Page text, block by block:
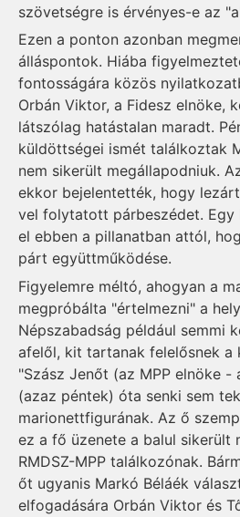
szövetségre is érvényes-e az
Ezen a ponton azonban
álláspontok. Hiába
fontosságára közös
Orbán Viktor, a Fidesz elnöke,
látszólag hatástalan maradt.
küldöttségei ismét találkoztak
nem sikerült megállapodniuk.
ekkor bejelentették, hogy
vel folytatott párbeszédet. Egy
el ebben a pillanatban attól,
párt együttműködése.
Figyelemre méltó, ahogyan a
megpróbálta "értelmezni" a
Népszabadság például semmi
afelől, kit tartanak felelősnek a
"Szász Jenőt (az MPP elnöke -
(azaz péntek) óta senki sem
marionettfigurának. Az ő
ez a fő üzenete a balul sikerült
RMDSZ-MPP találkozónak.
őt ugyanis Markó Béláék
elfogadására Orbán Viktor és